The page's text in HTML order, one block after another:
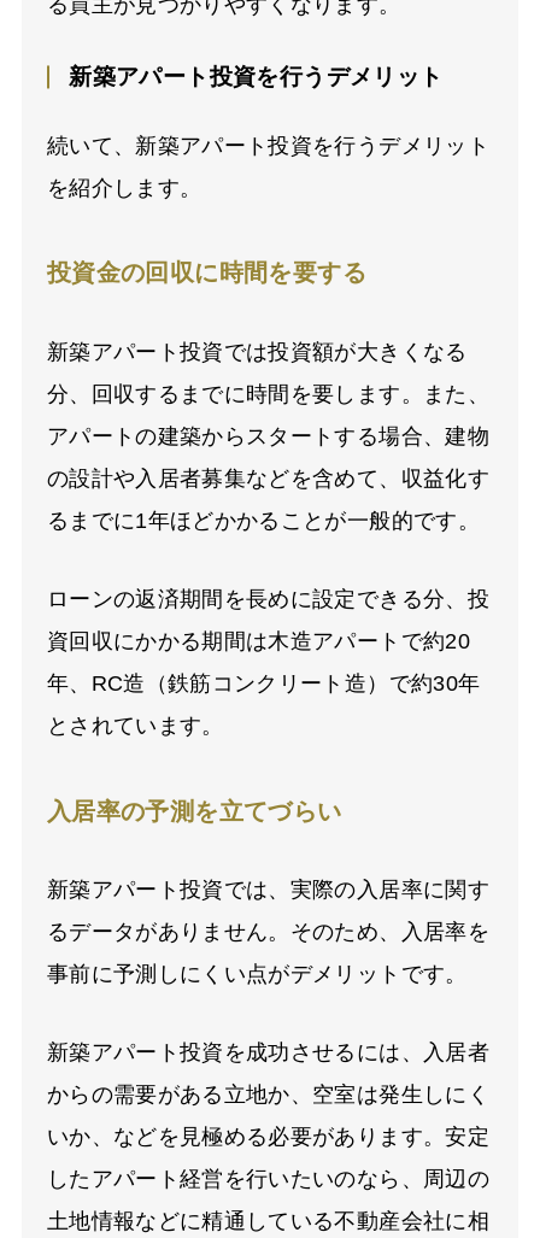
新築アパート投資を行うデメリット
続いて、新築アパート投資を行うデメリット
を紹介します。
投資金の回収に時間を要する
新築アパート投資では投資額が大きくなる
分、回収するまでに時間を要します。また、
アパートの建築からスタートする場合、建物
の設計や入居者募集などを含めて、収益化す
るまでに1年ほどかかることが一般的です。
ローンの返済期間を長めに設定できる分、投
資回収にかかる期間は木造アパートで約20
年、RC造（鉄筋コンクリート造）で約30年
とされています。
入居率の予測を立てづらい
新築アパート投資では、実際の入居率に関す
るデータがありません。そのため、入居率を
事前に予測しにくい点がデメリットです。
新築アパート投資を成功させるには、入居者
からの需要がある立地か、空室は発生しにく
いか、などを見極める必要があります。安定
したアパート経営を行いたいのなら、周辺の
土地情報などに精通している不動産会社に相